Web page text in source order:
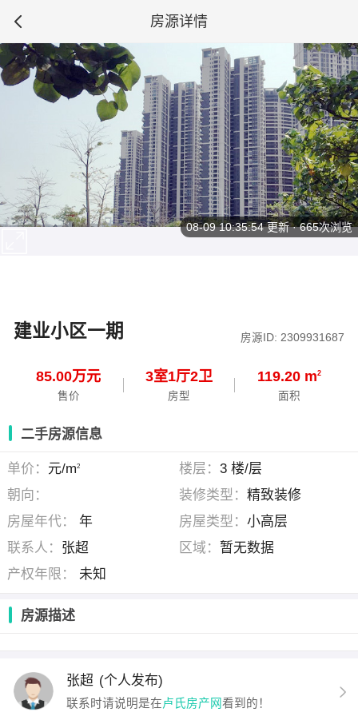
房源详情
建业小区一期 房源ID: 2309931687
85.00万元
售价
3室1厅2卫
房型
119.20 m2
面积
08-09 10:35:54更新 · 665次浏览
二手房源信息
单价： 元/m2 楼层： 3 楼/层
朝向：
装修类型： 精致装修
房屋年代：
年 房屋类型： 小高层
联系人： 张超 区域： 暂无数据
产权年限：
未知
房源描述
张超 (个人发布)
联系时请说明是在卢氏房产网看到的！